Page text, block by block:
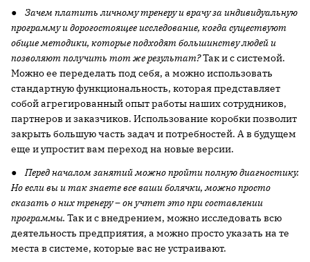
● Зачем платить личному тренеру и врачу за индивидуальную
программу и дорогостоящее исследование, когда существуют
общие методики, которые подходят большинству людей и
позволяют получить тот же результат?Так и с системой.
Можно ее переделать под себя, а можно использовать
стандартную функциональность, которая представляет
собой агрегированный опыт работы наших сотрудников,
партнеров и заказчиков. Использование коробки позволит
закрыть большую часть задач и потребностей. А в будущем
еще и упростит вам переход на новые версии.
●Перед началом занятий можно пройти полную диагностику.
Но если вы и так знаете все ваши болячки, можно просто
сказать о них тренеру – он учтет это при составлении
программы. Так и с внедрением, можно исследовать всю
деятельность предприятия, а можно просто указать на те
места в системе, которые вас не устраивают.